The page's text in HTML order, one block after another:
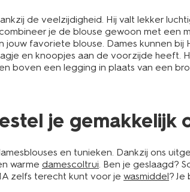
de veelzijdigheid. Hij valt lekker
je de blouse gewoon met
jouw favoriete blouse. Dames kunnen
en knoopjes aan de voorzijde heeft.
boven een legging in plaats van een
je gemakkelijk
en tunieken. Dankzij ons
warme damescoltrui. Ben je geslaagd?
zelfs terecht kunt voor je wasmiddel? Je